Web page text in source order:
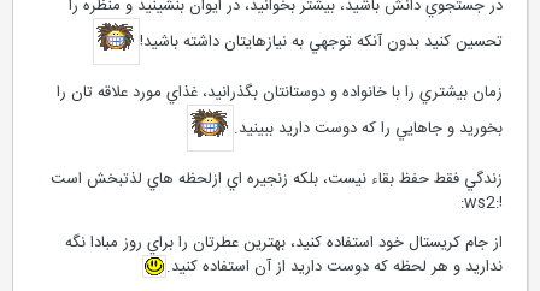
در جستجوي دانش باشيد، بيشتر بخوانيد، در ايوان بنشينيد و منظره را
تحسين کنيد بدون آنکه توجهي به نيازهايتان داشته باشيد!
زمان بيشتري را با خانواده و دوستانتان بگذرانيد، غذاي مورد علاقه تان را
بخوريد و جاهايي را که دوست داريد ببينيد.
زندگي فقط حفظ بقاء نيست، بلکه زنجيره اي ازلحظه هاي لذتبخش است
از جام کريستال خود استفاده کنيد، بهترين عطرتان را براي روز مبادا نگه
نداريد و هر لحظه که دوست داريد از آن استفاده کنيد.